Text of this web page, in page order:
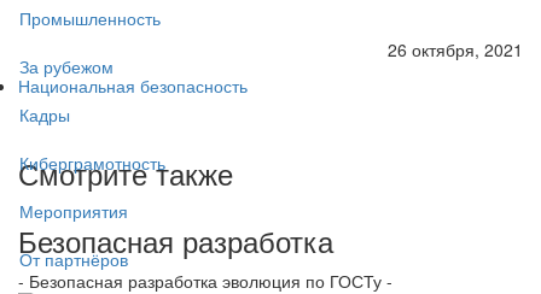
Промышленность
За рубежом
Кадры
Киберграмотность
Мероприятия
От партнёров
26 октября, 2021
Национальная безопасность
Смотрите также
Безопасная разработка
- Безопасная разработка эволюция по ГОСТу -